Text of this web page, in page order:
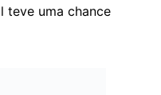
teve uma chance